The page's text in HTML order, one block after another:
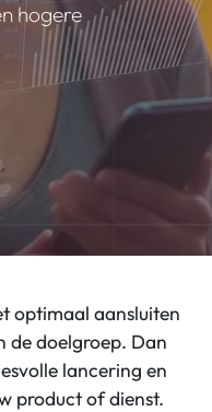
hogere
optimaal aansluiten
de doelgroep. Dan
lancering en
product of dienst.